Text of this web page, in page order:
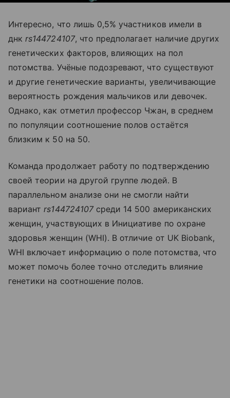
Интересно, что лишь 0,5% участников имели в
днкrs144724107, что предполагает наличие других
генетических факторов, влияющих на пол
потомства. Учёные подозревают, что существуют
и другие генетические варианты, увеличивающие
вероятность рождения мальчиков или девочек.
Однако, как отметил профессор Чжан, в среднем
по популяции соотношение полов остаётся
близким к 50 на 50.
Команда продолжает работу по подтверждению
своей теории на другой группе людей. В
параллельном анализе они не смогли найти
вариантrs144724107среди 14 500 американских
женщин, участвующих в Инициативе по охране
здоровья женщин (WHI). В отличие от UK Biobank,
WHI включает информацию о поле потомства, что
может помочь более точно отследить влияние
генетики на соотношение полов.